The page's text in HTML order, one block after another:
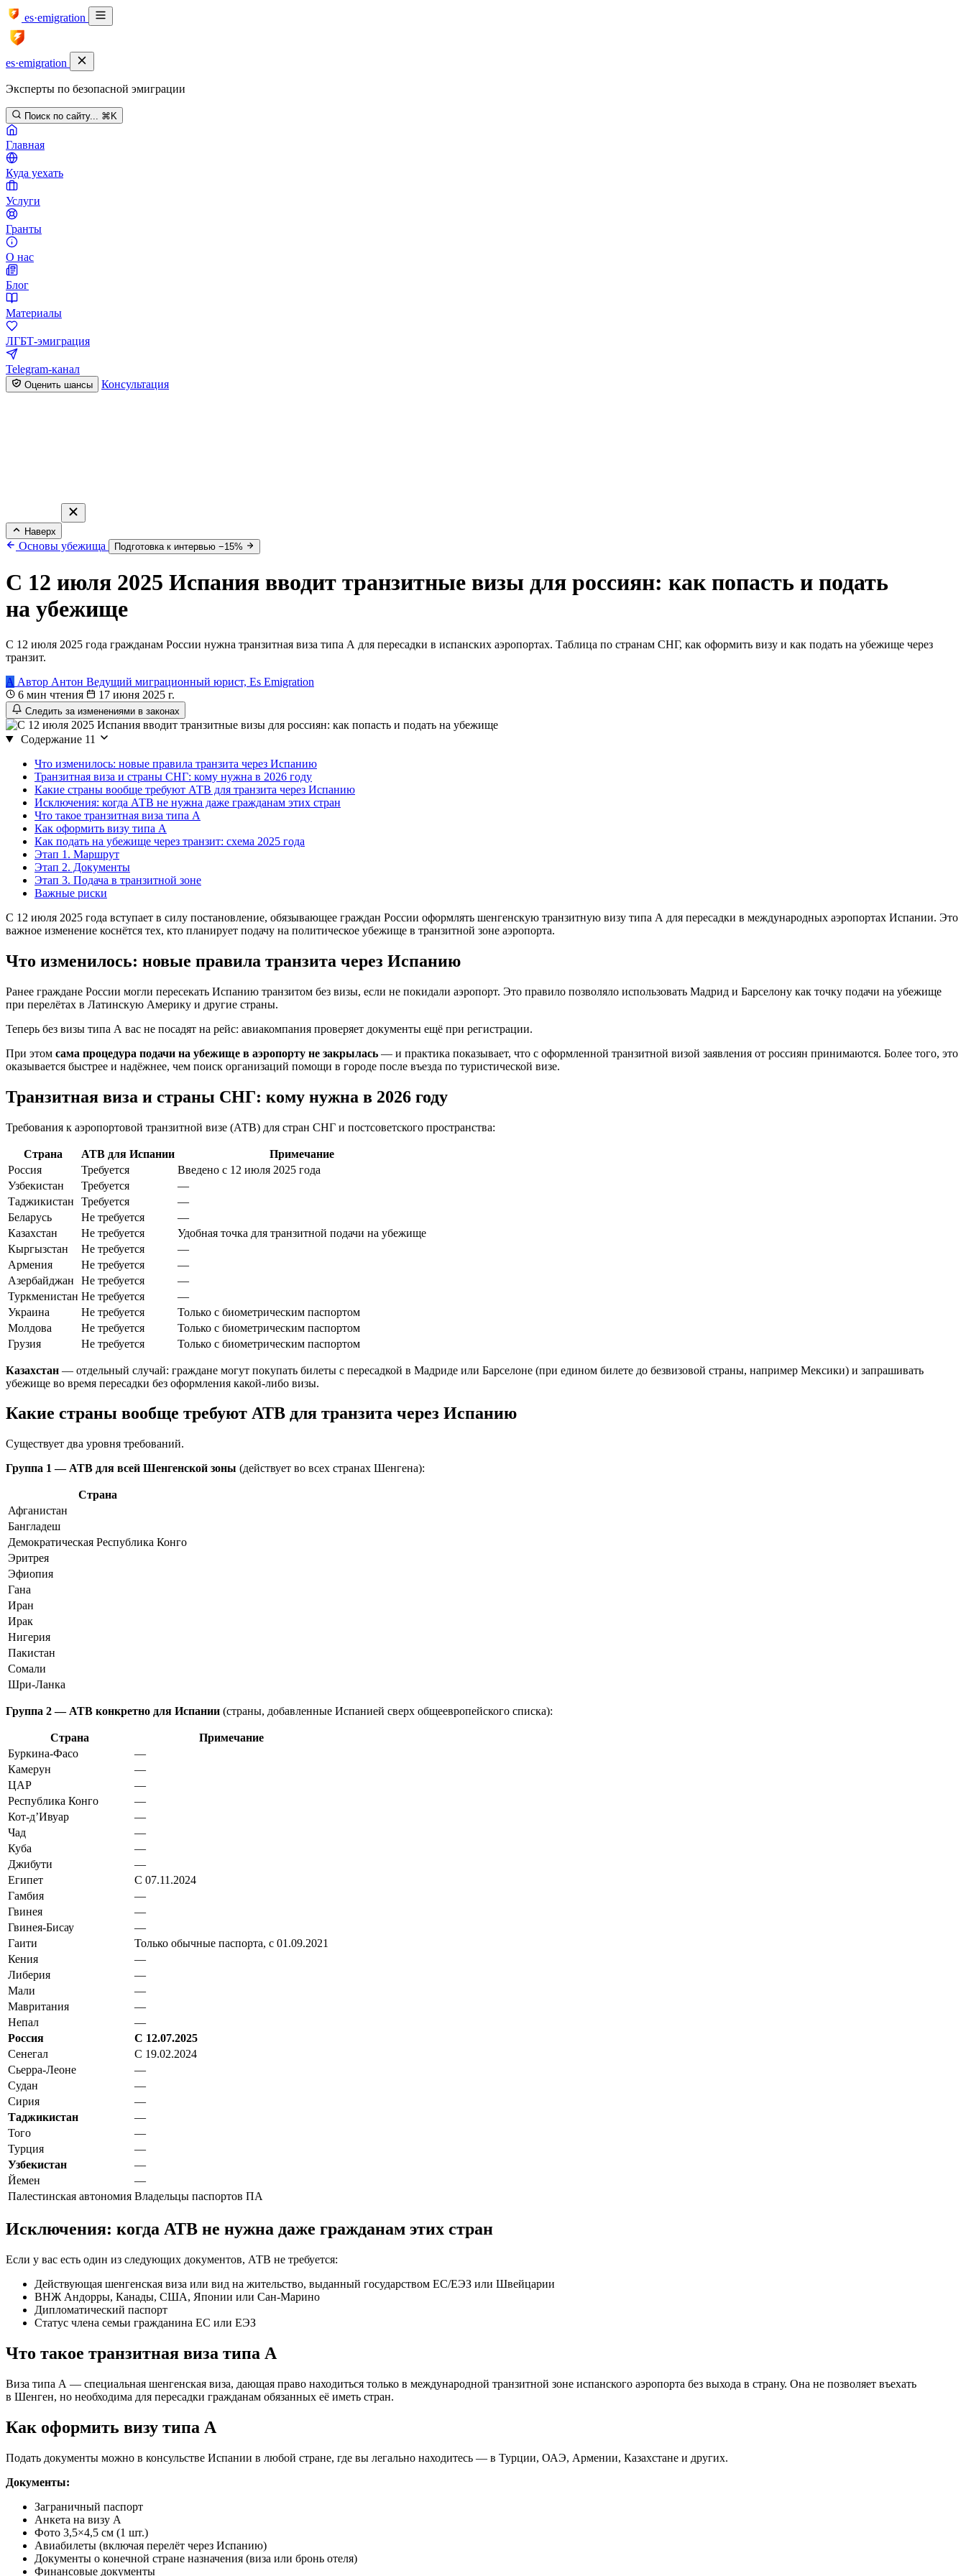
es·emigration
es·emigration
Эксперты по безопасной эмиграции
Поиск по сайту... ⌘K
Главная
Куда уехать
Услуги
Гранты
О нас
Блог
Материалы
ЛГБТ-эмиграция
Telegram-канал
Оценить шансы Консультация
Наверх
Основы убежища Подготовка к интервью −15%
С 12 июля 2025 Испания вводит транзитные визы для россиян: как попасть и подать
на убежище
С 12 июля 2025 года гражданам России нужна транзитная виза типа A для пересадки в испанских аэропортах. Таблица по странам СНГ, как оформить визу и как подать на убежище через
транзит.
А Автор Антон Ведущий миграционный юрист, Es Emigration
6 мин чтения
17 июня 2025 г.
Следить за изменениями в законах
Содержание 11
Что изменилось: новые правила транзита через Испанию
Транзитная виза и страны СНГ: кому нужна в 2026 году
Какие страны вообще требуют АТВ для транзита через Испанию
Исключения: когда АТВ не нужна даже гражданам этих стран
Что такое транзитная виза типа A
Как оформить визу типа A
Как подать на убежище через транзит: схема 2025 года
Этап 1. Маршрут
Этап 2. Документы
Этап 3. Подача в транзитной зоне
Важные риски
С 12 июля 2025 года вступает в силу постановление, обязывающее граждан России оформлять шенгенскую транзитную визу типа A для пересадки в международных аэропортах Испании. Это
важное изменение коснётся тех, кто планирует подачу на политическое убежище в транзитной зоне аэропорта.
Что изменилось: новые правила транзита через Испанию
Ранее граждане России могли пересекать Испанию транзитом без визы, если не покидали аэропорт. Это правило позволяло использовать Мадрид и Барселону как точку подачи на убежище
при перелётах в Латинскую Америку и другие страны.
Теперь без визы типа A вас не посадят на рейс: авиакомпания проверяет документы ещё при регистрации.
При этом сама процедура подачи на убежище в аэропорту не закрылась — и практика показывает, что с оформленной транзитной визой заявления от россиян принимаются. Более того, это
оказывается быстрее и надёжнее, чем поиск организаций помощи в городе после въезда по туристической визе.
Транзитная виза и страны СНГ: кому нужна в 2026 году
Требования к аэропортовой транзитной визе (АТВ) для стран СНГ и постсоветского пространства:
Страна АТВ для Испании
Примечание
Россия
Требуется
Введено с 12 июля 2025 года
Узбекистан
Требуется
—
Таджикистан
Требуется
—
Беларусь
Не требуется
—
Казахстан
Не требуется
Удобная точка для транзитной подачи на убежище
Кыргызстан
Не требуется
—
Армения
Не требуется
—
Азербайджан
Не требуется
—
Туркменистан Не требуется
—
Украина
Не требуется
Только с биометрическим паспортом
Молдова
Не требуется
Только с биометрическим паспортом
Грузия
Не требуется Только с биометрическим паспортом
Казахстан — отдельный случай: граждане могут покупать билеты с пересадкой в Мадриде или Барселоне (при едином билете до безвизовой страны, например Мексики) и запрашивать
убежище во время пересадки без оформления какой-либо визы.
Какие страны вообще требуют АТВ для транзита через Испанию
Существует два уровня требований.
Группа 1 — АТВ для всей Шенгенской зоны (действует во всех странах Шенгена):
Страна
Афганистан
Бангладеш
Демократическая Республика Конго
Эритрея
Эфиопия
Гана
Иран
Ирак
Нигерия
Пакистан
Сомали
Шри-Ланка
Группа 2 — АТВ конкретно для Испании (страны, добавленные Испанией сверх общеевропейского списка):
Страна
Примечание
Буркина-Фасо
—
Камерун
—
ЦАР
—
Республика Конго
—
Кот-д’Ивуар
—
Чад
—
Куба
—
Джибути
—
Египет
С 07.11.2024
Гамбия
—
Гвинея
—
Гвинея-Бисау
—
Гаити
Только обычные паспорта, с 01.09.2021
Кения
—
Либерия
—
Мали
—
Мавритания
—
Непал
—
Россия
С 12.07.2025
Сенегал
С 19.02.2024
Сьерра-Леоне
—
Судан
—
Сирия
—
Таджикистан
—
Того
—
Турция
—
Узбекистан
—
Йемен
—
Палестинская автономия Владельцы паспортов ПА
Исключения: когда АТВ не нужна даже гражданам этих стран
Если у вас есть один из следующих документов, АТВ не требуется:
Действующая шенгенская виза или вид на жительство, выданный государством ЕС/ЕЭЗ или Швейцарии
ВНЖ Андорры, Канады, США, Японии или Сан-Марино
Дипломатический паспорт
Статус члена семьи гражданина ЕС или ЕЭЗ
Что такое транзитная виза типа A
Виза типа A — специальная шенгенская виза, дающая право находиться только в международной транзитной зоне испанского аэропорта без выхода в страну. Она не позволяет въехать
в Шенген, но необходима для пересадки гражданам обязанных её иметь стран.
Как оформить визу типа A
Подать документы можно в консульстве Испании в любой стране, где вы легально находитесь — в Турции, ОАЭ, Армении, Казахстане и других.
Документы:
Заграничный паспорт
Анкета на визу A
Фото 3,5×4,5 см (1 шт.)
Авиабилеты (включая перелёт через Испанию)
Документы о конечной стране назначения (виза или бронь отеля)
Финансовые документы